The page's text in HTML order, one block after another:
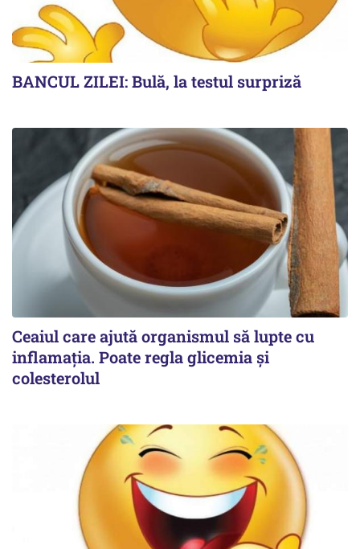
BANCUL ZILEI: Bulă, la testul surpriză
Ceaiul care ajută organismul să lupte cu
inflamația. Poate regla glicemia și
colesterolul